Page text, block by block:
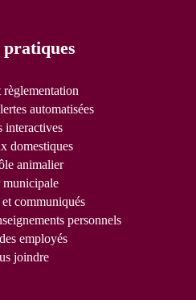
règlementation
automatisées
interactives
domestiques
animalier
municipale
communiqués
personnels
employés
joindre